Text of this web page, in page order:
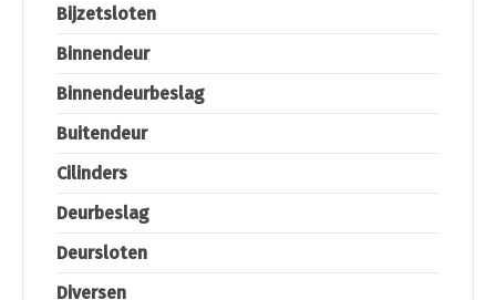
Bijzetsloten
Binnendeur
Binnendeurbeslag
Buitendeur
Cilinders
Deurbeslag
Deursloten
Diversen